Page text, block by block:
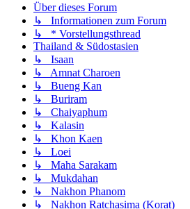
Über dieses Forum
↳ Informationen zum Forum
↳ * Vorstellungsthread
Thailand & Südostasien
↳ Isaan
↳ Amnat Charoen
↳ Bueng Kan
↳ Buriram
↳ Chaiyaphum
↳ Kalasin
↳ Khon Kaen
↳ Loei
↳ Maha Sarakam
↳ Mukdahan
↳ Nakhon Phanom
↳ Nakhon Ratchasima (Korat)